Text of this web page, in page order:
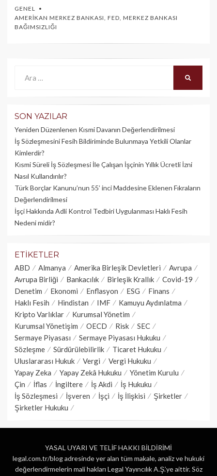
GENEL
AMERIKAN MERKEZ BANKASI, FED, MERKEZ BANKASI
BAĞIMSIZLIĞI
SON YAZILAR
Yeniden Düzenlenen Kısmi Davanın Değerlendirilmesi
İş Sözleşmesini Fesih Bildiriminde Bulunmaya Yetkili Olanlar
Kimlerdir?
Kısmi Süreli İş Sözleşmesi İle Çalışan İşçinin Yıllık Üc­retli İzni
Nasıl Kullandırılır?
Türk Borçlar Kanunu’nun 55’ inci Maddesine Eklenen Fıkraların
Değerlendirilmesi
İşçi Hakkında Adli Kontrol Tedbiri Uygulanması Haklı Fesih
Nedeni midir?
ETIKETLER
ABD Almanya Amerika Birleşik Devletleri
Avrupa
Avrupa Birliği
Bankacılık Birleşik Krallık
Covid-19
Denetim
Ekonomi Enflasyon ESG
Finans
Haklı Fesih
Hindistan IMF
Kamuyu Aydınlatma
Kripto Varlıklar
Kurumsal Yönetim
Kurumsal Yönetişim
OECD Risk
SEC
Sermaye Piyasası
Sermaye Piyasası Hukuku
Sözleşme
Sürdürülebilirlik
Ticaret Hukuku
Uluslararası Hukuk
Vergi
Vergi Hukuku
Yapay Zeka
Yapay Zekâ Hukuku
Yönetim Kurulu
Çin
İflas İngiltere İş Akdi
İş Hukuku
İş Sözleşmesi
İşveren İşçi İş İlişkisi
Şirketler
Şirketler Hukuku
YASAL UYARI VE TELİF HAKKI BİLDİRİMİ
legal.com.tr/blog adresinde yer alan tüm makale, analiz ve hukuki
değerlendirmelerin mali hakları Legal Yayıncılık A.Ş.’ye aittir. Söz